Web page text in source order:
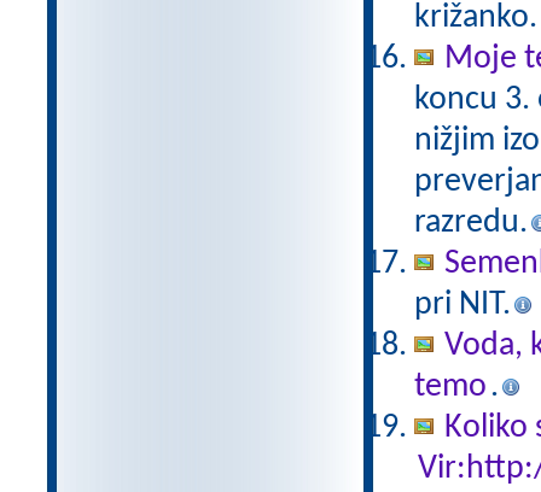
Moje
koncu 3.
nižjim
razredu.
pri NIT.
Voda,
temo.
Koliko